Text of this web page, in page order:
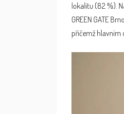
lokalitu (82 %).
GREEN GATE
přičemž hlavním